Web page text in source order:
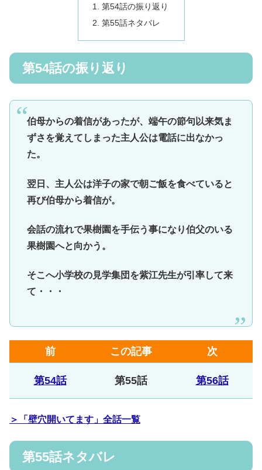
第54話の振り返り
第55話ネタバレ
第54話の振り返り
伯母からの着信があったが、端午の節句以来気ま
ずさを覚えてしまった主人公は電話に出なかっ
た。
翌日、主人公は洋子の家で朝ご飯を食べていると
再び伯母から着信が。
会話の流れで果樹園を手伝う事になり伯父のいる
果樹園へと向かう。
そこへ小学校の見学集団を紫江先生が引率して来
て・・・
前 この記事 次
第54話 第55話 第56話
＞「壁穴開いてます」全話一覧
第55話ネタバレ